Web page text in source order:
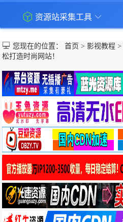
资源站采集工具
您现在的位置：首页 > 影视教程 >
松打造时尚网站！